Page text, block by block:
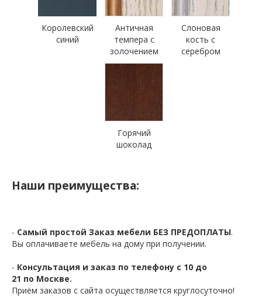
Королевский
синий
Античная
темпера с
золочением
Слоновая
кость с
серебром
Горячий
шоколад
Наши преимущества:
- Самый простой Заказ мебели БЕЗ ПРЕДОПЛАТЫ.
Вы оплачиваете мебель на дому при получении.
- Консультация и заказ по телефону с 10 до
21 по Москве.
Приём заказов с сайта осуществляется круглосуточно!